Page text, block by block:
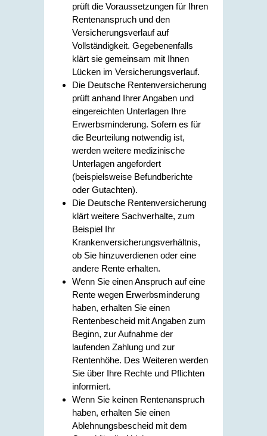
prüft die Voraussetzungen für Ihren
Rentenanspruch und den
Versicherungsverlauf auf
Vollständigkeit. Gegebenenfalls
klärt sie gemeinsam mit Ihnen
Lücken im Versicherungsverlauf.
Die Deutsche Rentenversicherung
prüft anhand Ihrer Angaben und
eingereichten Unterlagen Ihre
Erwerbsminderung. Sofern es für
die Beurteilung notwendig ist,
werden weitere medizinische
Unterlagen angefordert
(beispielsweise Befundberichte
oder Gutachten).
Die Deutsche Rentenversicherung
klärt weitere Sachverhalte, zum
Beispiel Ihr
Krankenversicherungsverhältnis,
ob Sie hinzuverdienen oder eine
andere Rente erhalten.
Wenn Sie einen Anspruch auf eine
Rente wegen Erwerbsminderung
haben, erhalten Sie einen
Rentenbescheid mit Angaben zum
Beginn, zur Aufnahme der
laufenden Zahlung und zur
Rentenhöhe. Des Weiteren werden
Sie über Ihre Rechte und Pflichten
informiert.
Wenn Sie keinen Rentenanspruch
haben, erhalten Sie einen
Ablehnungsbescheid mit dem